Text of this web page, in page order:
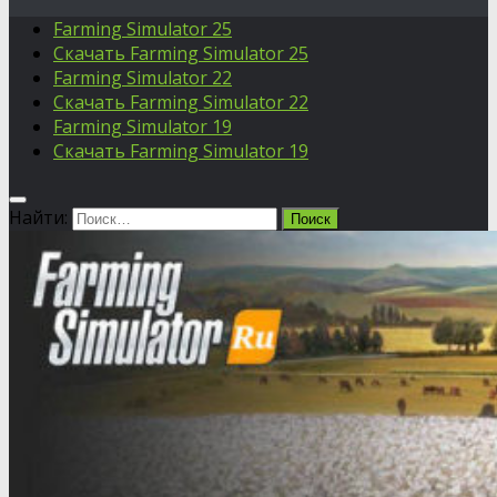
Farming Simulator 25
Скачать Farming Simulator 25
Farming Simulator 22
Скачать Farming Simulator 22
Farming Simulator 19
Скачать Farming Simulator 19
Найти: